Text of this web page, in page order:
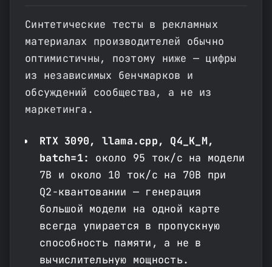
Синтетические тесты в рекламных
материалах производителей обычно
оптимистичны, поэтому ниже — цифры
из независимых бенчмарков и
обсуждений сообщества, а не из
маркетинга.
RTX 3090, llama.cpp, Q4_K_M,
batch=1:
около 95 ток/с на модели
7B и около 10 ток/с на 70B при
Q2-квантовании — генерация
большой модели на одной карте
всегда упирается в пропускную
способность памяти, а не в
вычислительную мощность.